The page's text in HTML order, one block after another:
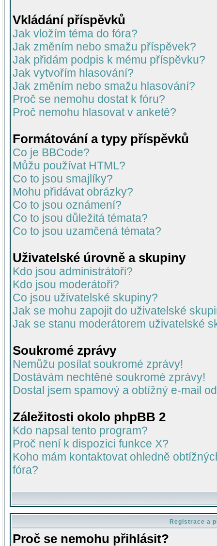
Vkládání příspěvků
Jak vložím téma do fóra?
Jak změním nebo smažu příspěvek?
Jak přidám podpis k mému příspěvku?
Jak vytvořím hlasování?
Jak změním nebo smažu hlasování?
Proč se nemohu dostat k fóru?
Proč nemohu hlasovat v anketě?
Formátování a typy příspěvků
Co je BBCode?
Můžu používat HTML?
Co to jsou smajlíky?
Mohu přidávat obrázky?
Co to jsou oznámení?
Co to jsou důležitá témata?
Co to jsou uzamčená témata?
Uživatelské úrovně a skupiny
Kdo jsou administrátoři?
Kdo jsou moderátoři?
Co jsou uživatelské skupiny?
Jak se mohu zapojit do uživatelské
Jak se stanu moderátorem uživatelské
Soukromé zprávy
Nemůžu posílat soukromé zprávy!
Dostávám nechtěné soukromé zprávy!
Dostal jsem spamový a obtížný e-mail
Záležitosti okolo phpBB 2
Kdo napsal tento program?
Proč není k dispozici funkce X?
Koho mám kontaktovat ohledně
fóra?
Registrace a
Proč se nemohu přihlásit?